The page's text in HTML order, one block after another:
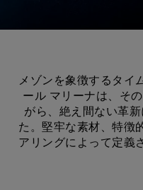
メゾンを象徴するタイ
ール マリーナは、そ
がら、絶え間ない革
た。堅牢な素材、特徴
アリングによって定義
戦しています。その特